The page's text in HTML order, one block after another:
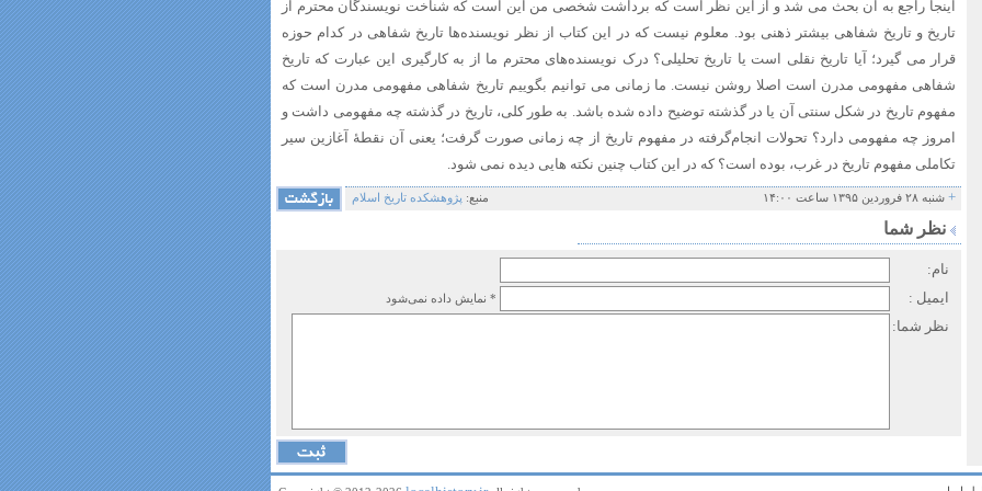
اینجا راجع به آن بحث می شد و از این نظر است که برداشت شخصی من این است که شناخت نویسندگان محترم از
تاریخ و تاریخ شفاهی بیشتر ذهنی بود. معلوم نیست که در این کتاب از نظر نویسنده‌ها تاریخ شفاهی در کدام حوزه
قرار می گیرد؛ آیا تاریخ نقلی است یا تاریخ تحلیلی؟ درک نویسنده‌های محترم ما از به کارگیری این عبارت که تاریخ
شفاهی مفهومی مدرن است اصلا روشن نیست. ما زمانی می توانیم بگوییم تاریخ شفاهی مفهومی مدرن است که
مفهوم تاریخ در شکل سنتی آن یا در گذشته توضیح داده شده باشد. به طور کلی، تاریخ در گذشته چه مفهومی داشت و
امروز چه مفهومی دارد؟ تحولات انجام‌گرفته در مفهوم تاریخ از چه زمانی صورت گرفت؛ یعنی آن نقطۀ آغازین سیر
تکاملی مفهوم تاریخ در غرب، بوده است؟ که در این کتاب چنین نکته هایی دیده نمی شود.
+ شنبه ۲۸ فروردین ۱۳۹۵ ساعت ۱۴:۰۰ منبع: پژوهشکده تاریخ اسلام
نظر شما
نام:
ایمیل :
* نمایش داده نمی‌شود
نظر شما: